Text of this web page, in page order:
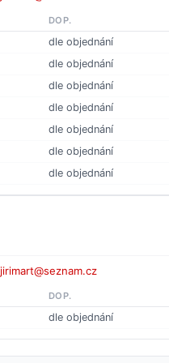
DOP.
dle objednání
dle objednání
dle objednání
dle objednání
dle objednání
dle objednání
dle objednání
jirimart@seznam.cz
DOP.
dle objednání